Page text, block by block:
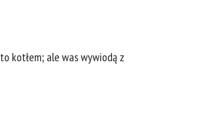
kotłem; ale was wywiodą z